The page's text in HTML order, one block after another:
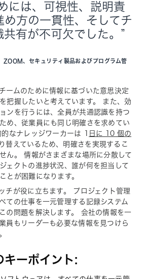
には、可視性、説明責
め方の一貫性、そしてチ
共有が不可欠でした。”
、セキュリティ製品およびプログラム管
ームのために情報に基づいた意思決定
把握したいと考えています。 また、効
ンを行うには、全員が共通認識を持つ
め、従業員にも同じ明確さを求めてい
なナレッジワーカーは 1
日に 10 個の
替えているため、明確さを実現するこ
ん。 情報がさまざまな場所に分散して
ェクトの進捗状況、誰が何を担当して
とが困難になります。
チが役に立ちます。 プロジェクト管理
ての仕事を一元管理する記録システム
の問題を解決します。 会社の情報を一
員もリーダーも必要な情報を見つけら
キーポイント: